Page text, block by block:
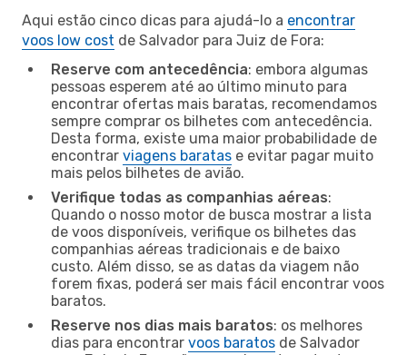
Aqui estão cinco dicas para ajudá-lo a encontrar
voos low cost de Salvador para Juiz de Fora:
Reserve com antecedência: embora algumas
pessoas esperem até ao último minuto para
encontrar ofertas mais baratas, recomendamos
sempre comprar os bilhetes com antecedência.
Desta forma, existe uma maior probabilidade de
encontrar viagens baratas e evitar pagar muito
mais pelos bilhetes de avião.
Verifique todas as companhias aéreas:
Quando o nosso motor de busca mostrar a lista
de voos disponíveis, verifique os bilhetes das
companhias aéreas tradicionais e de baixo
custo. Além disso, se as datas da viagem não
forem fixas, poderá ser mais fácil encontrar voos
baratos.
Reserve nos dias mais baratos: os melhores
dias para encontrar voos baratos de Salvador